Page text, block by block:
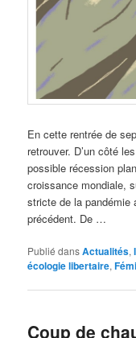
En cette rentrée de
retrouver. D’un côté
possible récession
croissance mondiale,
stricte de la pandémie
précédent. De …
Publié dansActualités,
écologie libertaire,
Coup de